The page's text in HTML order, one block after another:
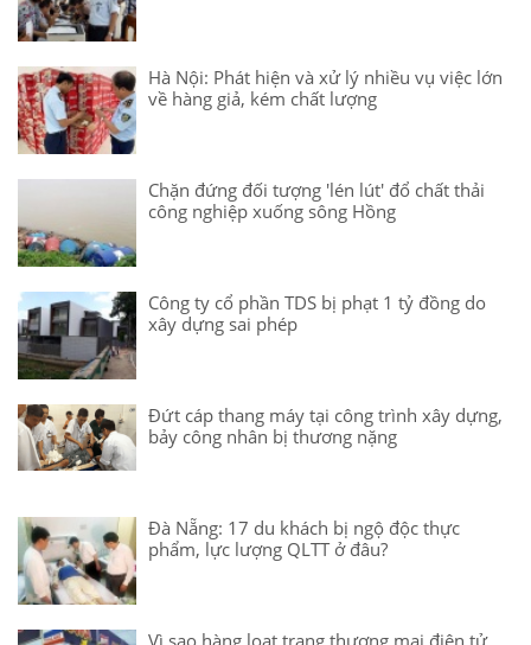
Hà Nội: Phát hiện và xử lý nhiều vụ việc lớn
về hàng giả, kém chất lượng
Chặn đứng đối tượng 'lén lút' đổ chất thải
công nghiệp xuống sông Hồng
Công ty cổ phần TDS bị phạt 1 tỷ đồng do
xây dựng sai phép
Đứt cáp thang máy tại công trình xây dựng,
bảy công nhân bị thương nặng
Đà Nẵng: 17 du khách bị ngộ độc thực
phẩm, lực lượng QLTT ở đâu?
Vì sao hàng loạt trang thương mại điện tử